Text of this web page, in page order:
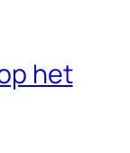
het